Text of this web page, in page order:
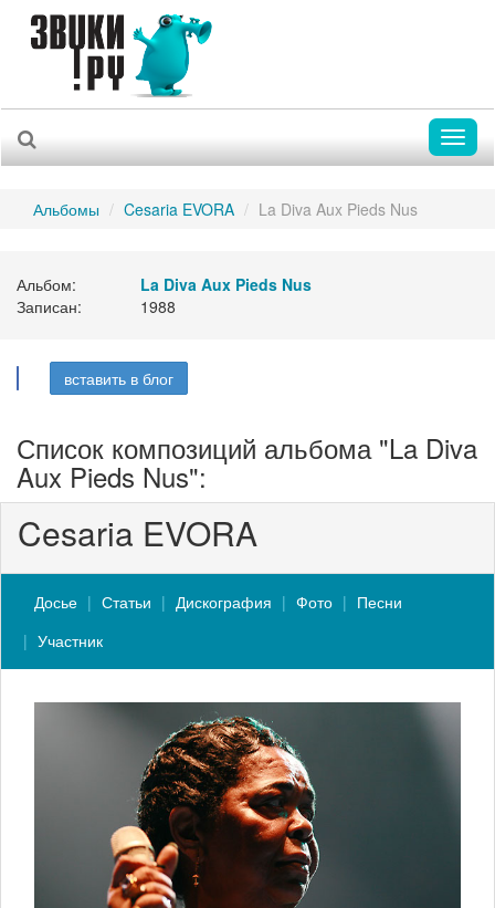
Альбомы Cesaria EVORA La Diva Aux Pieds Nus
Альбом:
La Diva Aux Pieds Nus
Записан:
1988
вставить в блог
Список композиций альбома "La Diva
Aux Pieds Nus":
Cesaria EVORA
Досье Статьи Дискография Фото
Песни
Участник